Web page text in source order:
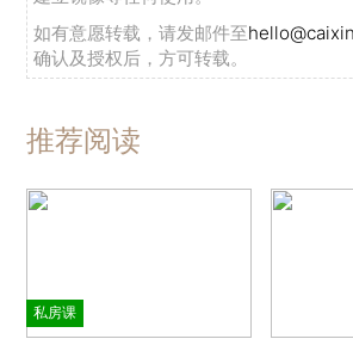
如有意愿转载，请发邮件至
确认及授权后，方可转载。
推荐阅读
私房课